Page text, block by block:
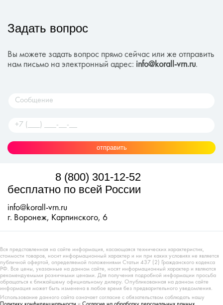
Задать вопрос
Вы можете задать вопрос прямо сейчас или же отправить
нам письмо на электронный адрес: info@korall-vrn.ru.
отправить
8 (800) 301-12-52
бесплатно по всей России
info@korall-vrn.ru
г. Воронеж, Карпинского, 6
Вся представленная на сайте информация, касающаяся технических характеристик,
стоимости товаров, носит информационный характер и ни при каких условиях не является
публичной офертой, определяемой положениями Статьи 437 (2) Гражданского кодекса
РФ. Все цены, указанные на данном сайте, носят информационный характер и являются
рекомендуемыми розничными ценами. Для получения подробной информации просьба
обращаться к ближайшему официальному дилеру. Опубликованная на данном сайте
информация может быть изменена в любое время без предварительного уведомления.
Использование данного сайта означает согласие с обязательством соблюдать нашу